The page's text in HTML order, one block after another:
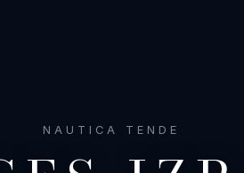
NAUTICA TENDE